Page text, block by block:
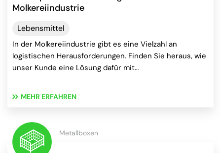
Molkereiindustrie
Lebensmittel
In der Molkereiindustrie gibt es eine Vielzahl an
logistischen Herausforderungen. Finden Sie heraus, wie
unser Kunde eine Lösung dafür mit…
MEHR ERFAHREN
Metallboxen